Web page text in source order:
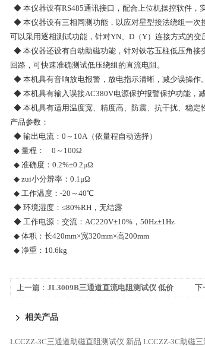
◆ 本仪器设有RS485通讯接口，配合上位机操控软件，
◆ 本仪器设有三相同测功能，以应对星型接法绕组一次
可以采用逐相测试功能，针对YN、D（Y）连接方式的
◆ 本仪器还设有自动助磁功能，针对铁芯五柱低压角接
回路，可快速准确测试低压绕组的直流电阻。
◆ 本机具有音响放电报警，放电指示清晰，减少误操作。
◆ 本机具有输入误接AC380V电源保护报警保护功能，
◆ 本机具有适用温度宽、精度高、防震、抗干扰、稳定
产品参数：
◆ 输出电流：0～10A（依量程自动选择）
◆ 量程： 0～100Ω
◆ 准确度：0.2%±0.2μΩ
◆ zui小分辨率：0.1μΩ
◆ 工作温度：-20～40℃
◆ 环境湿度：≤80%RH，无结露
◆ 工作电源：交流：AC220V±10%，50Hz±1Hz
◆ 体积：长420mm×宽320mm×高200mm
◆ 净重：10.6kg
上一篇： JL3009B三通道直流电阻测试仪 低价 下
相关产品
LCCZZ-3C三通道助磁直阻测试仪 新品 LCCZZ-3C助磁